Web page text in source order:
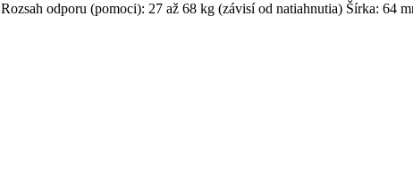
Rozsah odporu (pomoci): 27 až 68 kg (závisí od natiahnutia) Šírka: 64